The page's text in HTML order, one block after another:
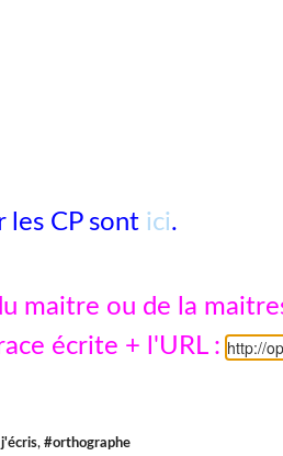
les CP sont ici.
maitre ou de la
écrite + l'URL :http://
, #orthographe